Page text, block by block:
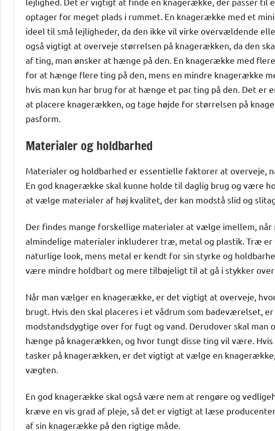
optager for meget plads i rummet. En knagerække med et
ideel til små lejligheder, da den ikke vil virke overvældende
også vigtigt at overveje størrelsen på knagerækken, da den
af ting, man ønsker at hænge på den. En knagerække med
for at hænge flere ting på den, mens en mindre knagerække
hvis man kun har brug for at hænge et par ting på den. Det er
at placere knagerækken, og tage højde for størrelsen på
pasform.
Materialer og holdbarhed
Materialer og holdbarhed er essentielle faktorer at overveje,
En god knagerække skal kunne holde til daglig brug og være
at vælge materialer af høj kvalitet, der kan modstå slid og
Der findes mange forskellige materialer at vælge imellem,
almindelige materialer inkluderer træ, metal og plastik. Træ
naturlige look, mens metal er kendt for sin styrke og
være mindre holdbart og mere tilbøjeligt til at gå i stykker over
Når man vælger en knagerække, er det vigtigt at overveje,
brugt. Hvis den skal placeres i et vådrum som badeværelset,
modstandsdygtige over for fugt og vand. Derudover skal
hænge på knagerækken, og hvor tungt disse ting vil være.
tasker på knagerækken, er det vigtigt at vælge en
vægten.
En god knagerække skal også være nem at rengøre og
kræve en vis grad af pleje, så det er vigtigt at læse
af sin knagerække på den rigtige måde.